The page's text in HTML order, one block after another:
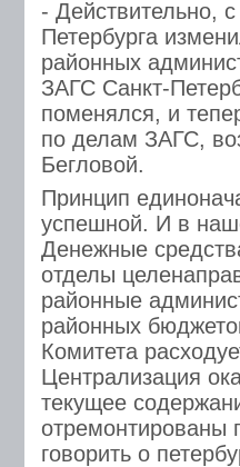
- Действительно,
Петербурга
районных
ЗАГС Санкт-
поменялся, и
по делам ЗАГС,
Бегловой.
Принцип
успешной. И в
Денежные
отделы
районные
районных
Комитета
Централизация
текущее
отремонтированы
говорить о